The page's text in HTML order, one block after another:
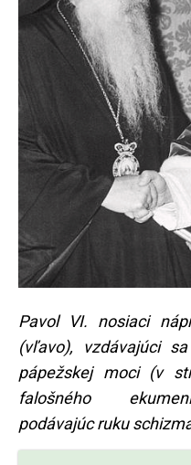
Pavol VI. nosiaci
(vľavo), vzdávajúci
pápežskej moci (v
falošného
podávajúc ruku